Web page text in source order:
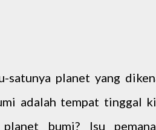
satunya planet yang
adalah tempat tinggal
planet bumi? Isu